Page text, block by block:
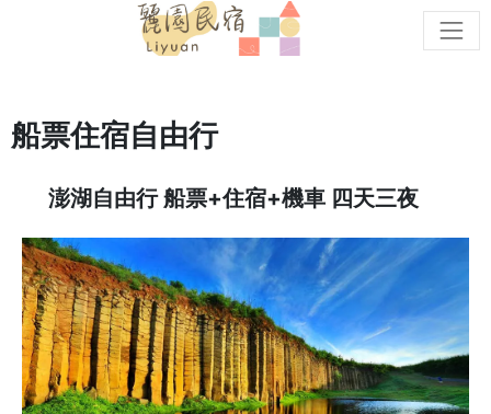
船票住宿自由行
澎湖自由行 船票+住宿+機車 四天三夜